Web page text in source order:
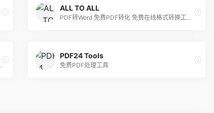
ALL TO ALL
PDF转Word 免费PDF转化 免费在线格式转换工具 免费在线转换工具 免费视频在线转换 免费音频在线转换。
稿定设计PS
PDF24 Tools
免费PDF处理工具